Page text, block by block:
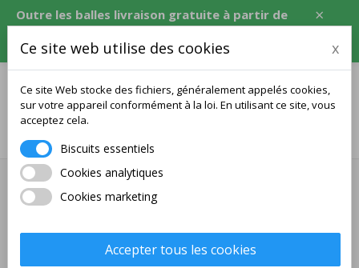
×
Outre les balles livraison gratuite à partir de
120 USD, soit l'équivalent en CZK, EUR, PLN,
RON.
Expédition et paiement
Nous expédions des marchandises vers les pays de l'UE
uniquement vers l'Europe continentale.
Ce site web utilise des cookies x
Ce site Web stocke des fichiers, généralement appelés cookies,
sur votre appareil conformément à la loi. En utilisant ce site, vous
acceptez cela.
Biscuits essentiels
Cookies analytiques
Cookies marketing
Accepter tous les cookies